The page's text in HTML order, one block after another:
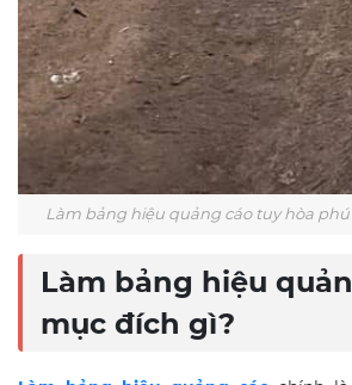
Làm bảng hiệu quảng cáo tuy hòa phú
Làm bảng hiệu
mục đích gì?